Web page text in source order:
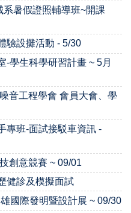
系暑假證照輔導班~開課
驗設攤活動 - 5/30
-學生科學研習計畫 ~ 5月
音工程學會 會員大會、學
專班-面試接駁車資訊 -
創意競賽 ~ 09/01
健診及模擬面試
國際發明暨設計展 ~ 09/30